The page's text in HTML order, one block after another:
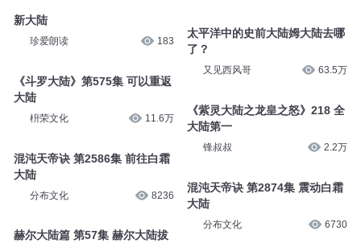
新大陆
珍爱朗读 183
《斗罗大陆》第575集 可以重返
大陆
枡荣文化 11.6万
混沌天帝诀 第2586集 前往白霜
大陆
分布文化 8236
赫尔大陆篇 第57集 赫尔大陆拔
太平洋中的史前大陆姆大陆去哪
了？
又见西风哥 63.5万
《紫灵大陆之龙皇之怒》218 全
大陆第一
锋叔叔 2.2万
混沌天帝诀 第2874集 震动白霜
大陆
分布文化 6730